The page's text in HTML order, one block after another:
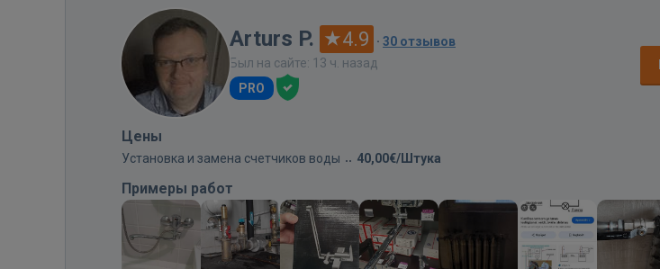
Arturs P. 4.9 · 30 отзывов
Был на сайте: 13 ч. назад
PRO
Цены
Установка и замена счетчиков воды 40,00€/Штука
Примеры работ